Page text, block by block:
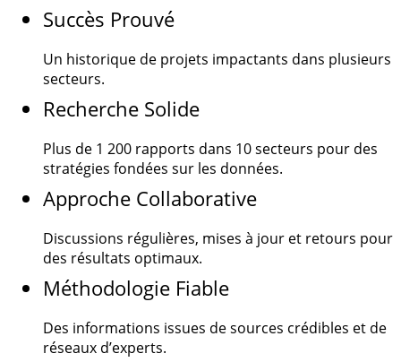
Succès Prouvé
Un historique de projets impactants dans plusieurs
secteurs.
Recherche Solide
Plus de 1 200 rapports dans 10 secteurs pour des
stratégies fondées sur les données.
Approche Collaborative
Discussions régulières, mises à jour et retours pour
des résultats optimaux.
Méthodologie Fiable
Des informations issues de sources crédibles et de
réseaux d’experts.